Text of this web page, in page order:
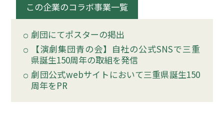
この企業のコラボ事業一覧
劇団にてポスターの掲出
【演劇集団青の会】自社の公式SNSで三重
県誕生150周年の取組を発信
劇団公式webサイトにおいて三重県誕生150
周年をPR